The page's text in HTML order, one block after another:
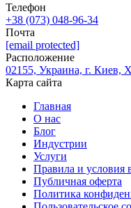
Телефон
+38 (073) 048-96-34
Почта
[email protected]
Расположение
02155, Украина, г. Киев,
Карта сайта
Главная
О нас
Блог
Индустрии
Услуги
Правила и условия
Публичная оферта
Политика